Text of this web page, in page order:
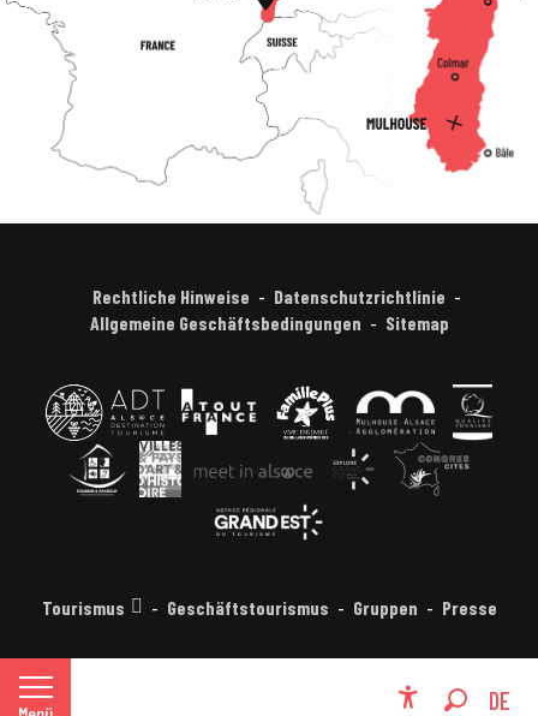
DE
FR
Rechtliche Hinweise
Datenschutzrichtlinie
Allgemeine Geschäftsbedingungen
Sitemap
Tourismus Geschäftstourismus Gruppen Presse